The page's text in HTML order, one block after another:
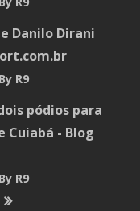
Danilo Dirani
By R9
pódios para
Cuiabá - Blog
By R9